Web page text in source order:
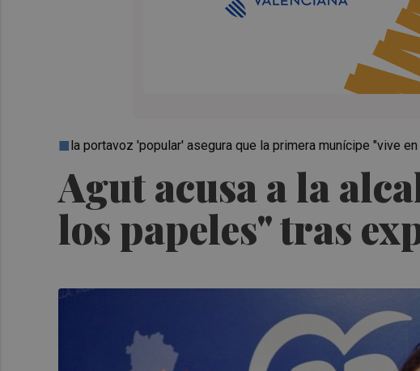
Agut acusa a la
los papeles" tras
la portavoz 'popular' asegura que la primera munícipe "vive